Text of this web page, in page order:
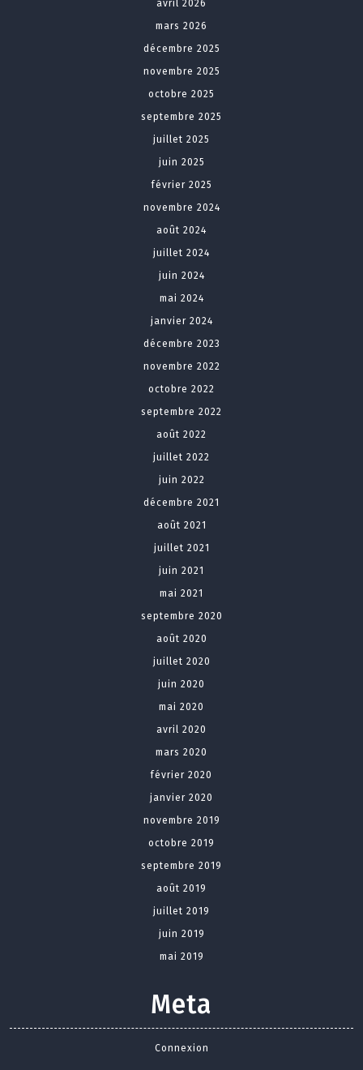
avril 2026
mars 2026
décembre 2025
novembre 2025
octobre 2025
septembre 2025
juillet 2025
juin 2025
février 2025
novembre 2024
août 2024
juillet 2024
juin 2024
mai 2024
janvier 2024
décembre 2023
novembre 2022
octobre 2022
septembre 2022
août 2022
juillet 2022
juin 2022
décembre 2021
août 2021
juillet 2021
juin 2021
mai 2021
septembre 2020
août 2020
juillet 2020
juin 2020
mai 2020
avril 2020
mars 2020
février 2020
janvier 2020
novembre 2019
octobre 2019
septembre 2019
août 2019
juillet 2019
juin 2019
mai 2019
Meta
Connexion